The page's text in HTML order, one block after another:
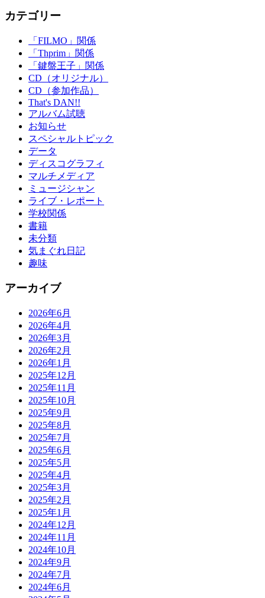
カテゴリー
「FILMO」関係
「Thprim」関係
「鍵盤王子」関係
CD（オリジナル）
CD（参加作品）
That's DAN!!
アルバム試聴
お知らせ
スペシャルトピック
データ
ディスコグラフィ
マルチメディア
ミュージシャン
ライブ・レポート
学校関係
書籍
未分類
気まぐれ日記
趣味
アーカイブ
2026年6月
2026年4月
2026年3月
2026年2月
2026年1月
2025年12月
2025年11月
2025年10月
2025年9月
2025年8月
2025年7月
2025年6月
2025年5月
2025年4月
2025年3月
2025年2月
2025年1月
2024年12月
2024年11月
2024年10月
2024年9月
2024年7月
2024年6月